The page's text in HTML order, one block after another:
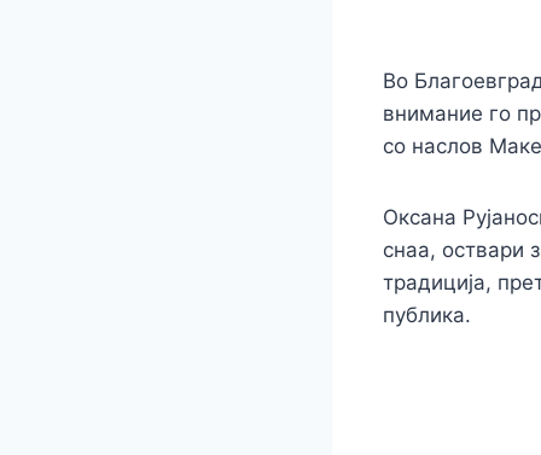
Во
внимание го
со наслов
Оксана
снаа, оствари
традиција,
публика.